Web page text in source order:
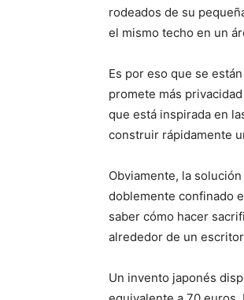
rodeados de su
el mismo techo en un
Es por eso que se
promete más
que está inspirada en
construir rápidamente
Obviamente, la
doblemente confinado
saber cómo hacer
alrededor de un
Un invento japonés